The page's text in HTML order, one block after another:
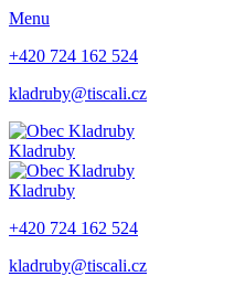
Menu
+420 724 162 524
kladruby@tiscali.cz
Kladruby
Kladruby
+420 724 162 524
kladruby@tiscali.cz